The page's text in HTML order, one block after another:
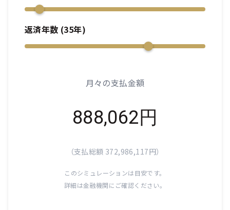
返済年数 (35年)
月々の支払金額
888,062円
（支払総額 372,986,117円）
このシミュレーションは目安です。
詳細は金融機関にご確認ください。